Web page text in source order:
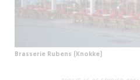
Brasserie Rubens (Knokke)